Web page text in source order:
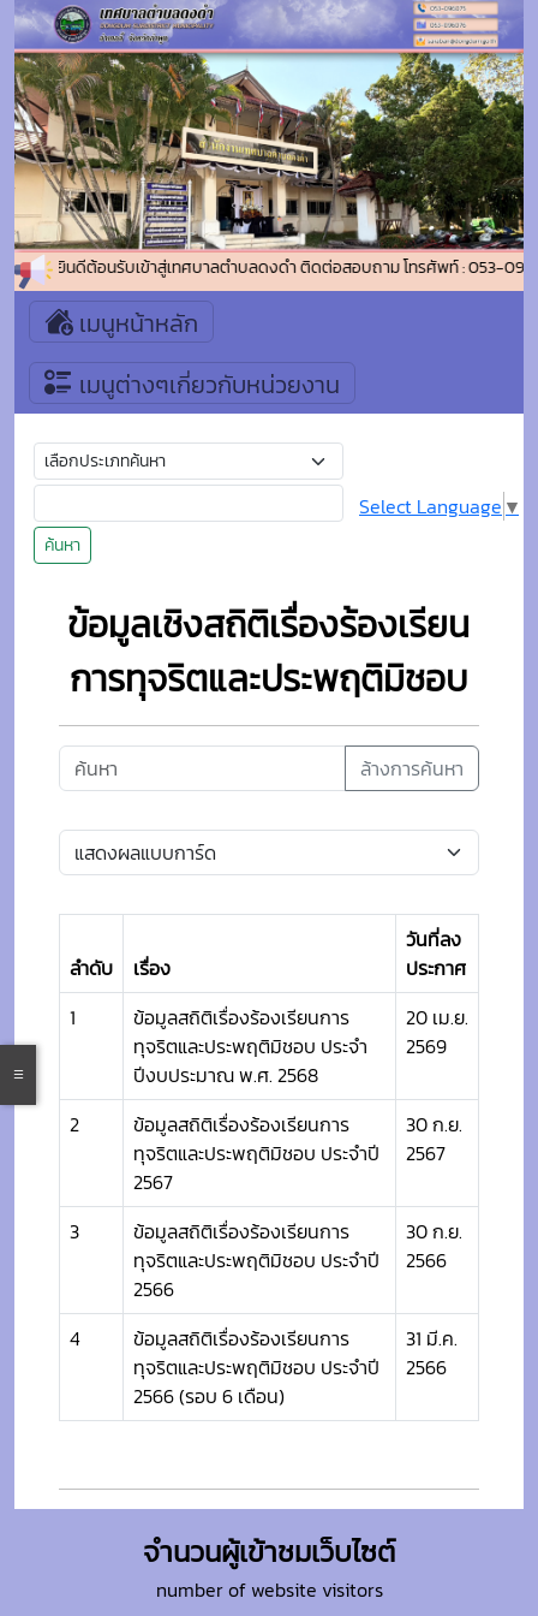
ยินดีต้อนรับเข้าสู่เทศบาลตำบลดงดำ ติดต่อสอบถาม โทรศัพท์ : 053-
เมนูหน้าหลัก
เมนูต่างๆเกี่ยวกับหน่วยงาน
ค้นหา
Select Language ▼
ข้อมูลเชิงสถิติเรื่องร้องเรียน
การทุจริตและประพฤติมิชอบ
ล้างการค้นหา
ลำดับ เรื่อง
วันที่ลง
ประกาศ
1
ข้อมูลสถิติเรื่องร้องเรียนการ
ทุจริตและประพฤติมิชอบ ประจำ
ปีงบประมาณ พ.ศ. 2568
20 เม.ย.
2569
2
ข้อมูลสถิติเรื่องร้องเรียนการ
ทุจริตและประพฤติมิชอบ ประจำปี
2567
30 ก.ย.
2567
3
ข้อมูลสถิติเรื่องร้องเรียนการ
ทุจริตและประพฤติมิชอบ ประจำปี
2566
30 ก.ย.
2566
4
ข้อมูลสถิติเรื่องร้องเรียนการ
ทุจริตและประพฤติมิชอบ ประจำปี
2566 (รอบ 6 เดือน)
31 มี.ค.
2566
จำนวนผู้เข้าชมเว็บไซต์
number of website visitors